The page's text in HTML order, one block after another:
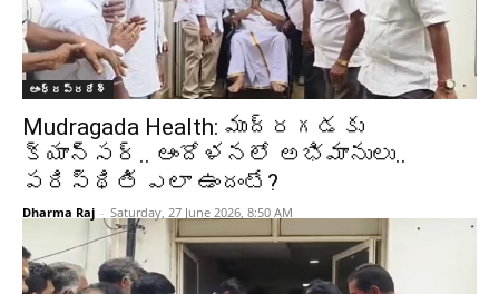
ఆంధ్రప్రదేశ్‌
Mudragada Health: ముద్రగడకు
క్యాన్సర్.. ఆందోళనలో అభిమానులు..
పరిస్థితి ఎలా ఉందంటే?
Dharma Raj - Saturday, 27 June 2026, 8:50 AM